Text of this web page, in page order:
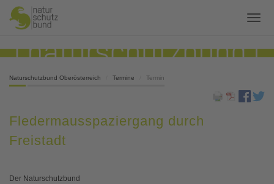
Naturschutzbund Oberösterreich Termine Termin
Fledermausspaziergang durch
Freistadt
Der Naturschutzbund